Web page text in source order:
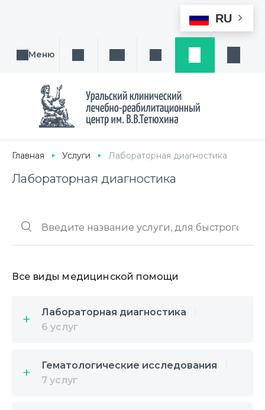
RU
Меню Поиск услуги, направления или врача
Написать намЗаказ звонка
Главная Услуги Лабораторная диагностика
Лабораторная диагностика
Все виды медицинской помощи
Лабораторная диагностика
6 услуг
Гематологические исследования
7 услуг